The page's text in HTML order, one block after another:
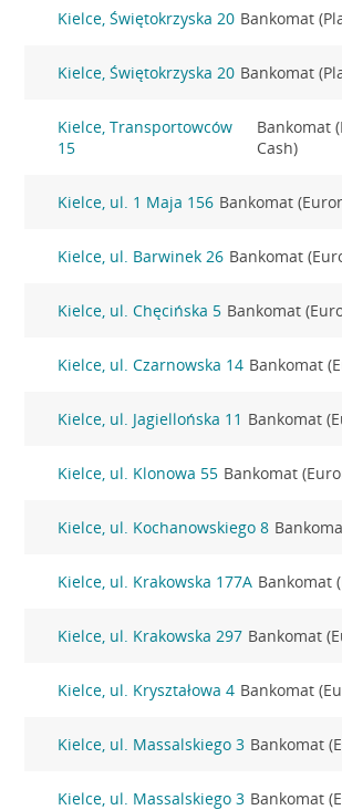
Kielce, Świętokrzyska 20 Bankomat
Kielce, Świętokrzyska 20 Bankomat
Kielce, Transportowców
15
Bankomat
Cash)
Kielce, ul. 1 Maja 156 Bankomat
Kielce, ul. Barwinek 26 Bankomat
Kielce, ul. Chęcińska 5 Bankomat
Kielce, ul. Czarnowska 14 Bankomat
Kielce, ul. Jagiellońska 11 Bankomat
Kielce, ul. Klonowa 55 Bankomat
Kielce, ul. Kochanowskiego 8
Kielce, ul. Krakowska 177A Bankomat
Kielce, ul. Krakowska 297 Bankomat
Kielce, ul. Kryształowa 4 Bankomat
Kielce, ul. Massalskiego 3 Bankomat
Kielce, ul. Massalskiego 3 Bankomat